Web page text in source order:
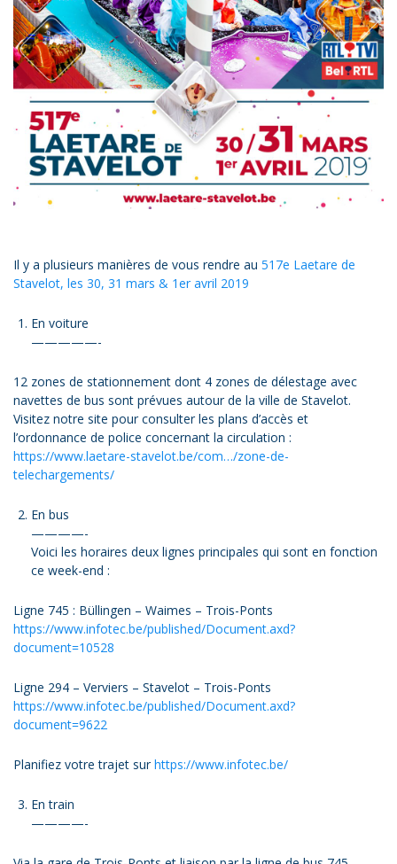
Il y a plusieurs manières de vous rendre au 517e Laetare de
Stavelot, les 30, 31 mars & 1er avril 2019
En voiture
—————-
12 zones de stationnement dont 4 zones de délestage avec
navettes de bus sont prévues autour de la ville de Stavelot.
Visitez notre site pour consulter les plans d’accès et
l’ordonnance de police concernant la circulation :
https://www.laetare-stavelot.be/com…/zone-de-
telechargements/
En bus
————-
Voici les horaires deux lignes principales qui sont en fonction
ce week-end :
Ligne 745 : Büllingen – Waimes – Trois-Ponts
https://www.infotec.be/published/Document.axd?
document=10528
Ligne 294 – Verviers – Stavelot – Trois-Ponts
https://www.infotec.be/published/Document.axd?
document=9622
Planifiez votre trajet surhttps://www.infotec.be/
En train
————-